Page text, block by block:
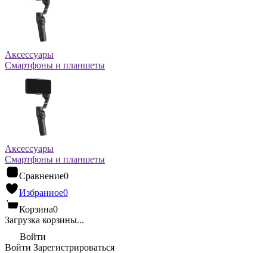
Аксессуары
Смартфоны и планшеты
Аксессуары
Смартфоны и планшеты
Сравнение0
Избранное0
Корзина0
Загрузка корзины...
Войти
Войти Зарегистрироваться